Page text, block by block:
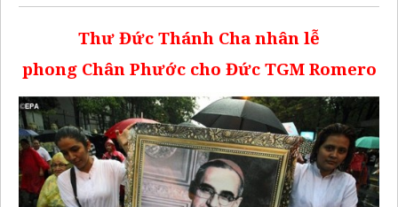
Thư Đức Thánh Cha nhân lễ
phong Chân Phước cho Đức TGM Romero